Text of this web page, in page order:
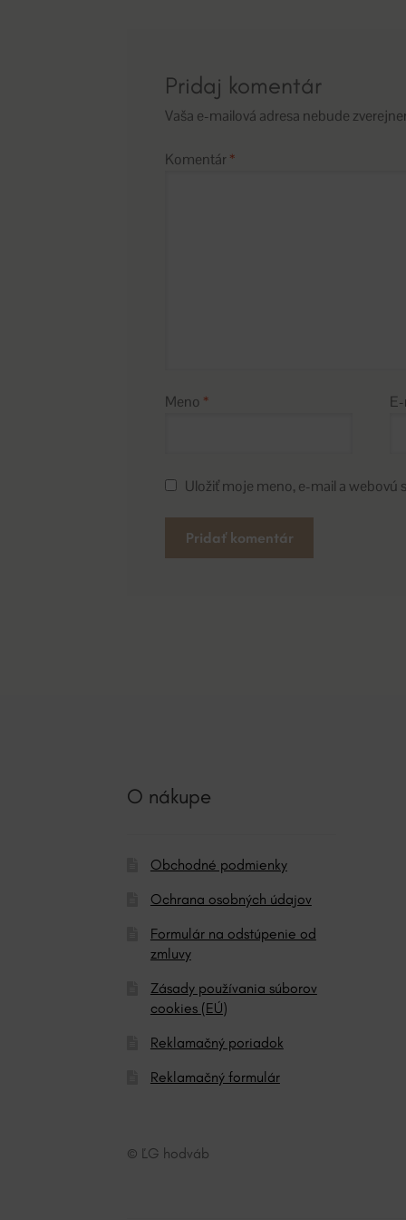
Pridaj komentár
Vaša e-mailová adresa nebude
Komentár*
Meno *
Uložiť moje meno, e-mail a
e
O nákupe
Obchodné podmienky
Ochrana osobných údajov
Formulár na odstúpenie od
zmluvy
Zásady používania súborov
cookies (EÚ)
Reklamačný poriadok
Reklamačný formulár
© ĽG hodváb